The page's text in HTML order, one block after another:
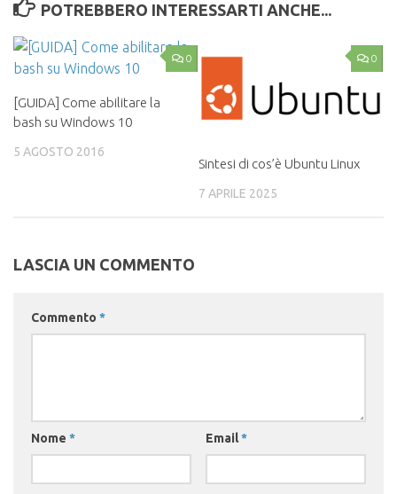
POTREBBERO INTERESSARTI ANCHE...
0
[GUIDA] Come abilitare la
bash su Windows 10
5 AGOSTO 2016
0
Sintesi di cos’è Ubuntu Linux
7 APRILE 2025
LASCIA UN COMMENTO
Commento *
Nome * Email*